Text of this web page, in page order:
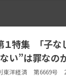
１特集 「子な
い”は罪なの
東洋経済 第6669号